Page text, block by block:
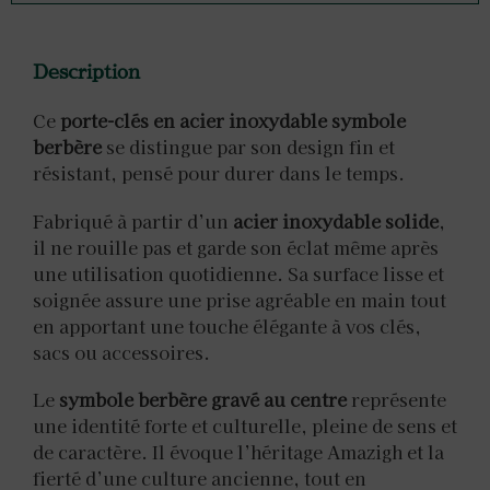
Description
Ce porte-clés en acier inoxydable symbole
berbère se distingue par son design fin et
résistant, pensé pour durer dans le temps.
Fabriqué à partir d’un acier inoxydable solide,
il ne rouille pas et garde son éclat même après
une utilisation quotidienne. Sa surface lisse et
soignée assure une prise agréable en main tout
en apportant une touche élégante à vos clés,
sacs ou accessoires.
Le symbole berbère gravé au centre représente
une identité forte et culturelle, pleine de sens et
de caractère. Il évoque l’héritage Amazigh et la
fierté d’une culture ancienne, tout en